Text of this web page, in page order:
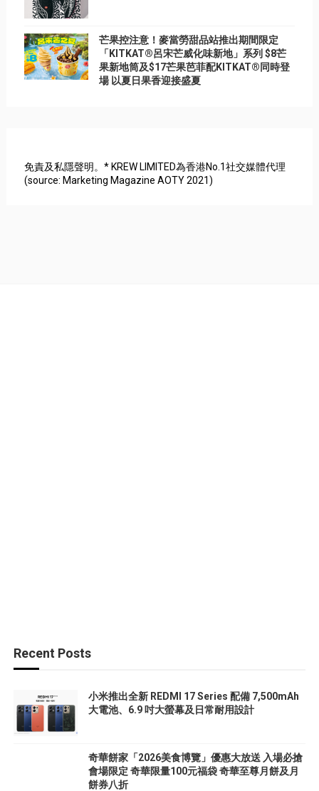
芒果控注意！麥當勞甜品站推出期間限定
「KITKAT®呂宋芒威化味新地」系列 $8芒
果新地筒及$17芒果芭菲配KITKAT®同時登
場 以夏日果香迎接盛夏
免責及私隱聲明。* KREW LIMITED為香港No.1社交媒體代理
(source: Marketing Magazine AOTY 2021)
Recent Posts
小米推出全新 REDMI 17 Series 配備 7,500mAh
大電池、6.9 吋大螢幕及日常耐用設計
奇華餅家「2026美食博覽」優惠大放送 入場必搶
會場限定 奇華限量100元福袋 奇華至尊月餅及月
餅券八折